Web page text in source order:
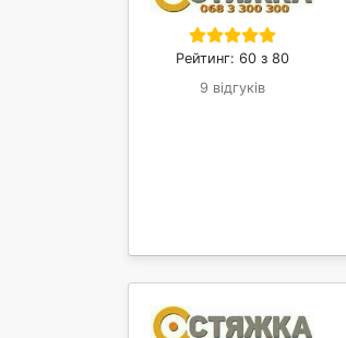
Рейтинг: 60 з 80
9 відгуків